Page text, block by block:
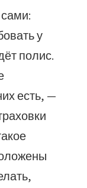
у
полис.
есть, —